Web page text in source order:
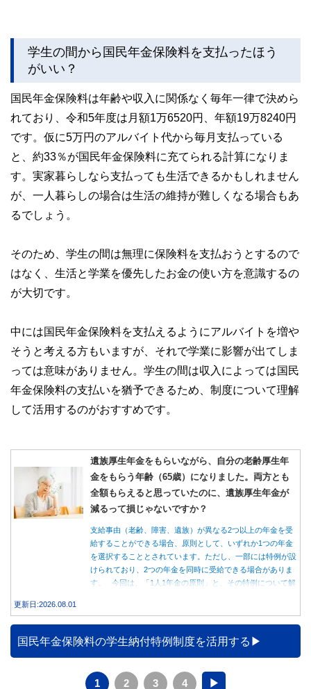
学生の間から国民年金保険料を支払ったほう
がいい？
国民年金保険料は年齢や収入に関係なく毎年一律で決めら
れており、令和5年度は月額1万6520円、年額19万8240円
です。仮に5万円のアルバイト代から毎月支払っている
と、約33％が国民年金保険料に充てられる計算になりま
す。実家暮らしなら支払っても生活できるかもしれません
が、一人暮らしの場合は生活の維持が難しくなる場合もあ
るでしょう。
そのため、学生の間は無理に保険料を支払おうとするので
はなく、生活と学業を優先したお金の使い方を意識するの
が大切です。
中には国民年金保険料を支払えるようにアルバイトを増や
そうと考える方もいますが、それで学業に影響が出てしま
っては意味がありません。学生の間は収入によっては国民
年金保険料の支払いを猶予できるため、制度について理解
して活用するのがおすすめです。
遺族厚生年金をもらいながら、自分の老齢厚生年
金をもらう年齢（65歳）になりました。両方とも
全額もらえると思っていたのに、遺族厚生年金が
減るって損じゃないですか？
支給事由（老齢、障害、遺族）が異なる2つ以上の年金を受
給することができる場合、原則として、いずれか1つの年金
を選択することとされています。ただし、一部には特例が設
けられており、2つの年金を同時に受給できる場合がありま
す。 今回は、「1人1年金の原則」と、その特例について解
更新日:2026.08.01
国民年金保険料の学生納付特例制度を活用する
1 2 3 4 ▶